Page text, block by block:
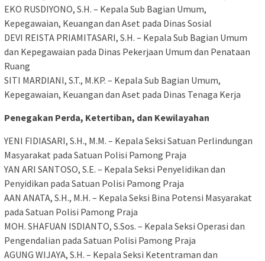
​EKO RUSDIYONO, S.H. – Kepala Sub Bagian Umum,
Kepegawaian, Keuangan dan Aset pada Dinas Sosial
​DEVI REISTA PRIAMITASARI, S.H. – Kepala Sub Bagian Umum
dan Kepegawaian pada Dinas Pekerjaan Umum dan Penataan
Ruang
​SITI MARDIANI, S.T., M.KP. – Kepala Sub Bagian Umum,
Kepegawaian, Keuangan dan Aset pada Dinas Tenaga Kerja
Penegakan Perda, Ketertiban, dan Kewilayahan
​YENI FIDIASARI, S.H., M.M. – Kepala Seksi Satuan Perlindungan
Masyarakat pada Satuan Polisi Pamong Praja
​YAN ARI SANTOSO, S.E. – Kepala Seksi Penyelidikan dan
Penyidikan pada Satuan Polisi Pamong Praja
​AAN ANATA, S.H., M.H. – Kepala Seksi Bina Potensi Masyarakat
pada Satuan Polisi Pamong Praja
​MOH. SHAFUAN ISDIANTO, S.Sos. – Kepala Seksi Operasi dan
Pengendalian pada Satuan Polisi Pamong Praja
​AGUNG WIJAYA, S.H. – Kepala Seksi Ketentraman dan